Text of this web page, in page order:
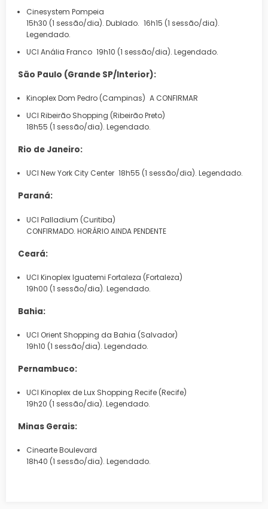
Cinesystem Pompeia
15h30 (1 sessão/dia). Dublado. 16h15 (1 sessão/dia).
Legendado.
UCI Anália Franco 19h10 (1 sessão/dia). Legendado.
São Paulo (Grande SP/Interior):
Kinoplex Dom Pedro (Campinas) A CONFIRMAR
UCI Ribeirão Shopping (Ribeirão Preto)
18h55 (1 sessão/dia). Legendado.
Rio de Janeiro:
UCI New York City Center 18h55 (1 sessão/dia). Legendado.
Paraná:
UCI Palladium (Curitiba)
CONFIRMADO. HORÁRIO AINDA PENDENTE
Ceará:
UCI Kinoplex Iguatemi Fortaleza (Fortaleza)
19h00 (1 sessão/dia). Legendado.
Bahia:
UCI Orient Shopping da Bahia (Salvador)
19h10 (1 sessão/dia). Legendado.
Pernambuco:
UCI Kinoplex de Lux Shopping Recife (Recife)
19h20 (1 sessão/dia). Legendado.
Minas Gerais:
Cinearte Boulevard
18h40 (1 sessão/dia). Legendado.